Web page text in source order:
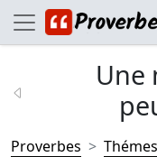
Une
Proverbes Thémes